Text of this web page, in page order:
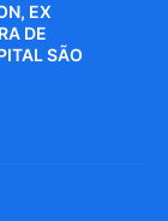
EX
DE
SÃO